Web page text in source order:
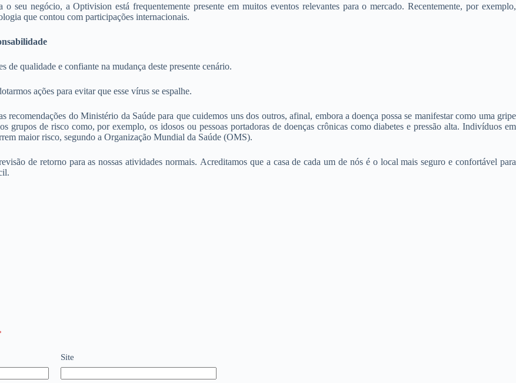
seu negócio, a Optivision está frequentemente presente em muitos eventos relevantes para o mercado. Recentemente, por exemplo,
que contou com participações internacionais.
qualidade e confiante na mudança deste presente cenário.
ações para evitar que esse vírus se espalhe.
do Ministério da Saúde para que cuidemos uns dos outros, afinal, embora a doença possa se manifestar como uma gripe
grupos de risco como, por exemplo, os idosos ou pessoas portadoras de doenças crônicas como diabetes e pressão alta. Indivíduos em
maior risco, segundo a Organização Mundial da Saúde (OMS).
de retorno para as nossas atividades normais. Acreditamos que a casa de cada um de nós é o local mais seguro e confortável para
Site